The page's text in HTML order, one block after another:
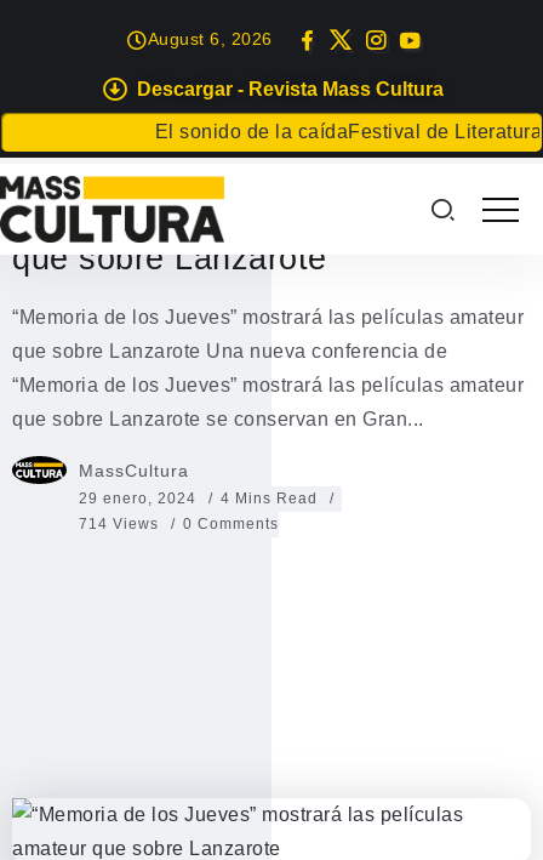
Descargar - Revista Mass Cultura
El sonido de la caída Festival de Literatura de
August 6, 2026
EVENTOS
“Memoria de los Jueves”
mostrará las películas amateur
que sobre Lanzarote
“Memoria de los Jueves” mostrará las películas amateur
que sobre Lanzarote Una nueva conferencia de
“Memoria de los Jueves” mostrará las películas amateur
que sobre Lanzarote se conservan en Gran...
MassCultura
29 enero, 2024
4 Mins Read
714 Views
0 Comments